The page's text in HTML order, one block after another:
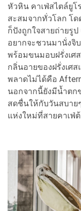
หัวหิน คาเฟ่สไตล์ยูโ
สะสมจากทั่วโลก โ
ก็ปังถูกใจสายถ่ายรู
อยากจะชวนมานั่งจิ
พร้อมขนมอบฝรั่งเศ
กลิ่นอายของฝรั่งเศ
พลาดไม่ได้คือ
นอกจากนี้ยังมีน้ำต
สดชื่นให้กับวันสบาย
แห่งใหม่ที่สายคาเฟ่